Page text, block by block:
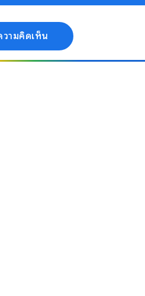
วามคิดเห็น